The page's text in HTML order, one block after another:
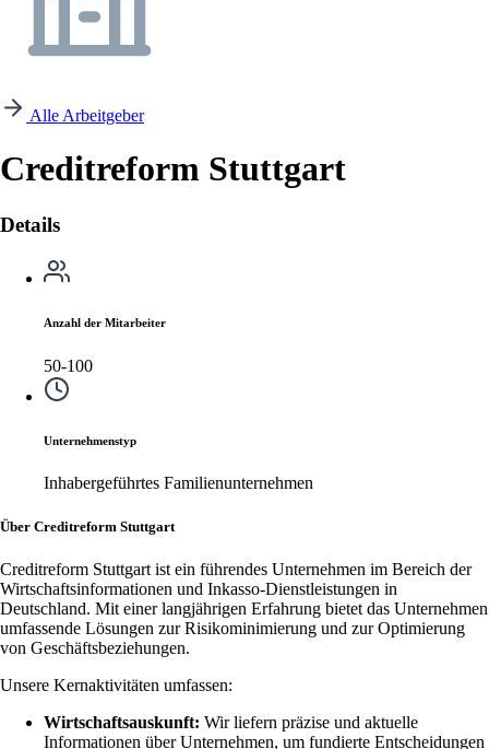
Alle Arbeitgeber
Creditreform Stuttgart
Details
Anzahl der Mitarbeiter
50-100
Unternehmenstyp
Inhabergeführtes Familienunternehmen
Über Creditreform Stuttgart
Creditreform Stuttgart ist ein führendes Unternehmen im Bereich der
Wirtschaftsinformationen und Inkasso-Dienstleistungen in
Deutschland. Mit einer langjährigen Erfahrung bietet das Unternehmen
umfassende Lösungen zur Risikominimierung und zur Optimierung
von Geschäftsbeziehungen.
Unsere Kernaktivitäten umfassen:
Wirtschaftsauskunft: Wir liefern präzise und aktuelle
Informationen über Unternehmen, um fundierte Entscheidungen